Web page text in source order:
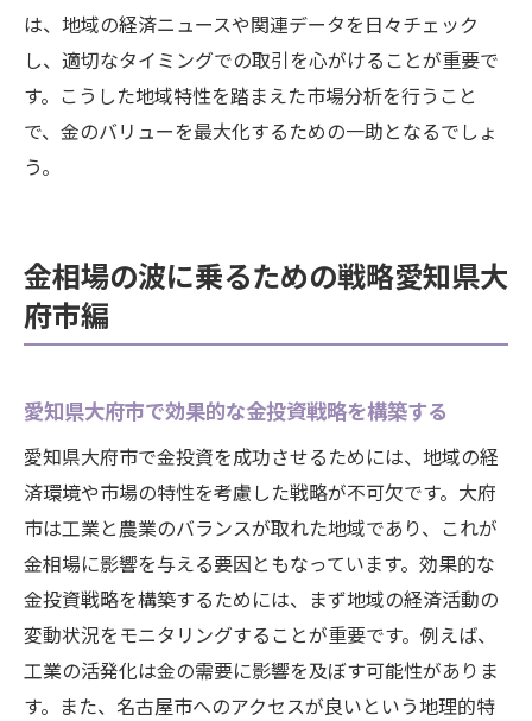
は、地域の経済ニュースや関連データを日々チェック
し、適切なタイミングでの取引を心がけることが重要で
す。こうした地域特性を踏まえた市場分析を行うこと
で、金のバリューを最大化するための一助となるでしょ
う。
金相場の波に乗るための戦略愛知県大
府市編
愛知県大府市で効果的な金投資戦略を構築する
愛知県大府市で金投資を成功させるためには、地域の経
済環境や市場の特性を考慮した戦略が不可欠です。大府
市は工業と農業のバランスが取れた地域であり、これが
金相場に影響を与える要因ともなっています。効果的な
金投資戦略を構築するためには、まず地域の経済活動の
変動状況をモニタリングすることが重要です。例えば、
工業の活発化は金の需要に影響を及ぼす可能性がありま
す。また、名古屋市へのアクセスが良いという地理的特